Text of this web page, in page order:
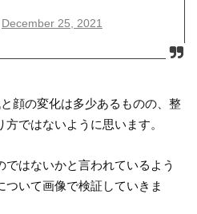
December 25, 2021
顔の変化は多少あるものの、整
ではないように思います。
ではないかと言われているよう
いて画像で検証していきま